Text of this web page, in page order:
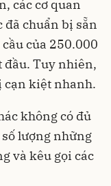
các cơ quan
đã chuẩn bị sẵn
của 250.000
đầu. Tuy nhiên,
cạn kiệt nhanh.
không có đủ
lượng những
và kêu gọi các